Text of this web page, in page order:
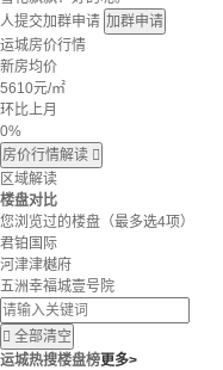
人提交加群申请 加群申请
运城房价行情
新房均价
5610元/㎡
环比上月
0%
房价行情解读 
区域解读
楼盘对比
您浏览过的楼盘 （最多选4项）
君铂国际
河津津樾府
五洲幸福城壹号院
 全部清空
运城热搜楼盘榜更多>